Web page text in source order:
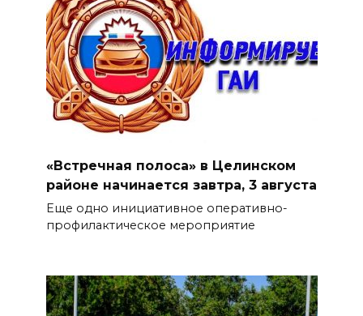
«Встречная полоса» в Целинском
районе начинается завтра, 3 августа
Еще одно инициативное оперативно-
профилактическое мероприятие